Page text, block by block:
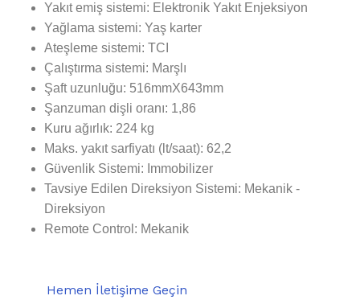
Yakıt emiş sistemi: Elektronik Yakıt Enjeksiyon
Yağlama sistemi: Yaş karter
Ateşleme sistemi: TCI
Çalıştırma sistemi: Marşlı
Şaft uzunluğu: 516mmX643mm
Şanzuman dişli oranı: 1,86
Kuru ağırlık: 224 kg
Maks. yakıt sarfiyatı (lt/saat): 62,2
Güvenlik Sistemi: Immobilizer
Tavsiye Edilen Direksiyon Sistemi: Mekanik -
Direksiyon
Remote Control: Mekanik
Hemen İletişime Geçin